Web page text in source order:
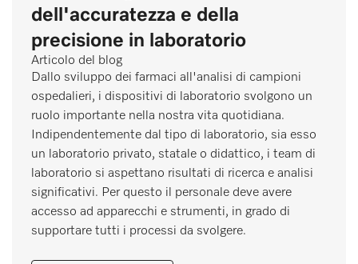
dell'accuratezza e della
precisione in laboratorio
Articolo del blog
Dallo sviluppo dei farmaci all'analisi di campioni
ospedalieri, i dispositivi di laboratorio svolgono un
ruolo importante nella nostra vita quotidiana.
Indipendentemente dal tipo di laboratorio, sia esso
un laboratorio privato, statale o didattico, i team di
laboratorio si aspettano risultati di ricerca e analisi
significativi. Per questo il personale deve avere
accesso ad apparecchi e strumenti, in grado di
supportare tutti i processi da svolgere.